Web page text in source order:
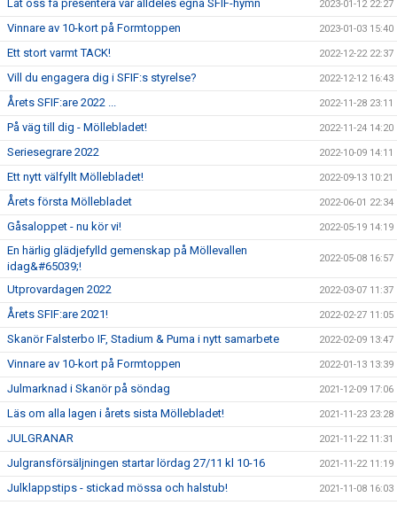
Låt oss få presentera vår alldeles egna SFIF-hymn 2023-01-12 22:27
Vinnare av 10-kort på Formtoppen 2023-01-03 15:40
Ett stort varmt TACK! 2022-12-22 22:37
Vill du engagera dig i SFIF:s styrelse? 2022-12-12 16:43
Årets SFIF:are 2022 ... 2022-11-28 23:11
På väg till dig - Möllebladet! 2022-11-24 14:20
Seriesegrare 2022 2022-10-09 14:11
Ett nytt välfyllt Möllebladet! 2022-09-13 10:21
Årets första Möllebladet 2022-06-01 22:34
Gåsaloppet - nu kör vi! 2022-05-19 14:19
En härlig glädjefylld gemenskap på Möllevallen
idag&#65039;!
2022-05-08 16:57
Utprovardagen 2022 2022-03-07 11:37
Årets SFIF:are 2021! 2022-02-27 11:05
Skanör Falsterbo IF, Stadium & Puma i nytt samarbete 2022-02-09 13:47
Vinnare av 10-kort på Formtoppen 2022-01-13 13:39
Julmarknad i Skanör på söndag 2021-12-09 17:06
Läs om alla lagen i årets sista Möllebladet! 2021-11-23 23:28
JULGRANAR 2021-11-22 11:31
Julgransförsäljningen startar lördag 27/11 kl 10-16 2021-11-22 11:19
Julklappstips - stickad mössa och halstub! 2021-11-08 16:03